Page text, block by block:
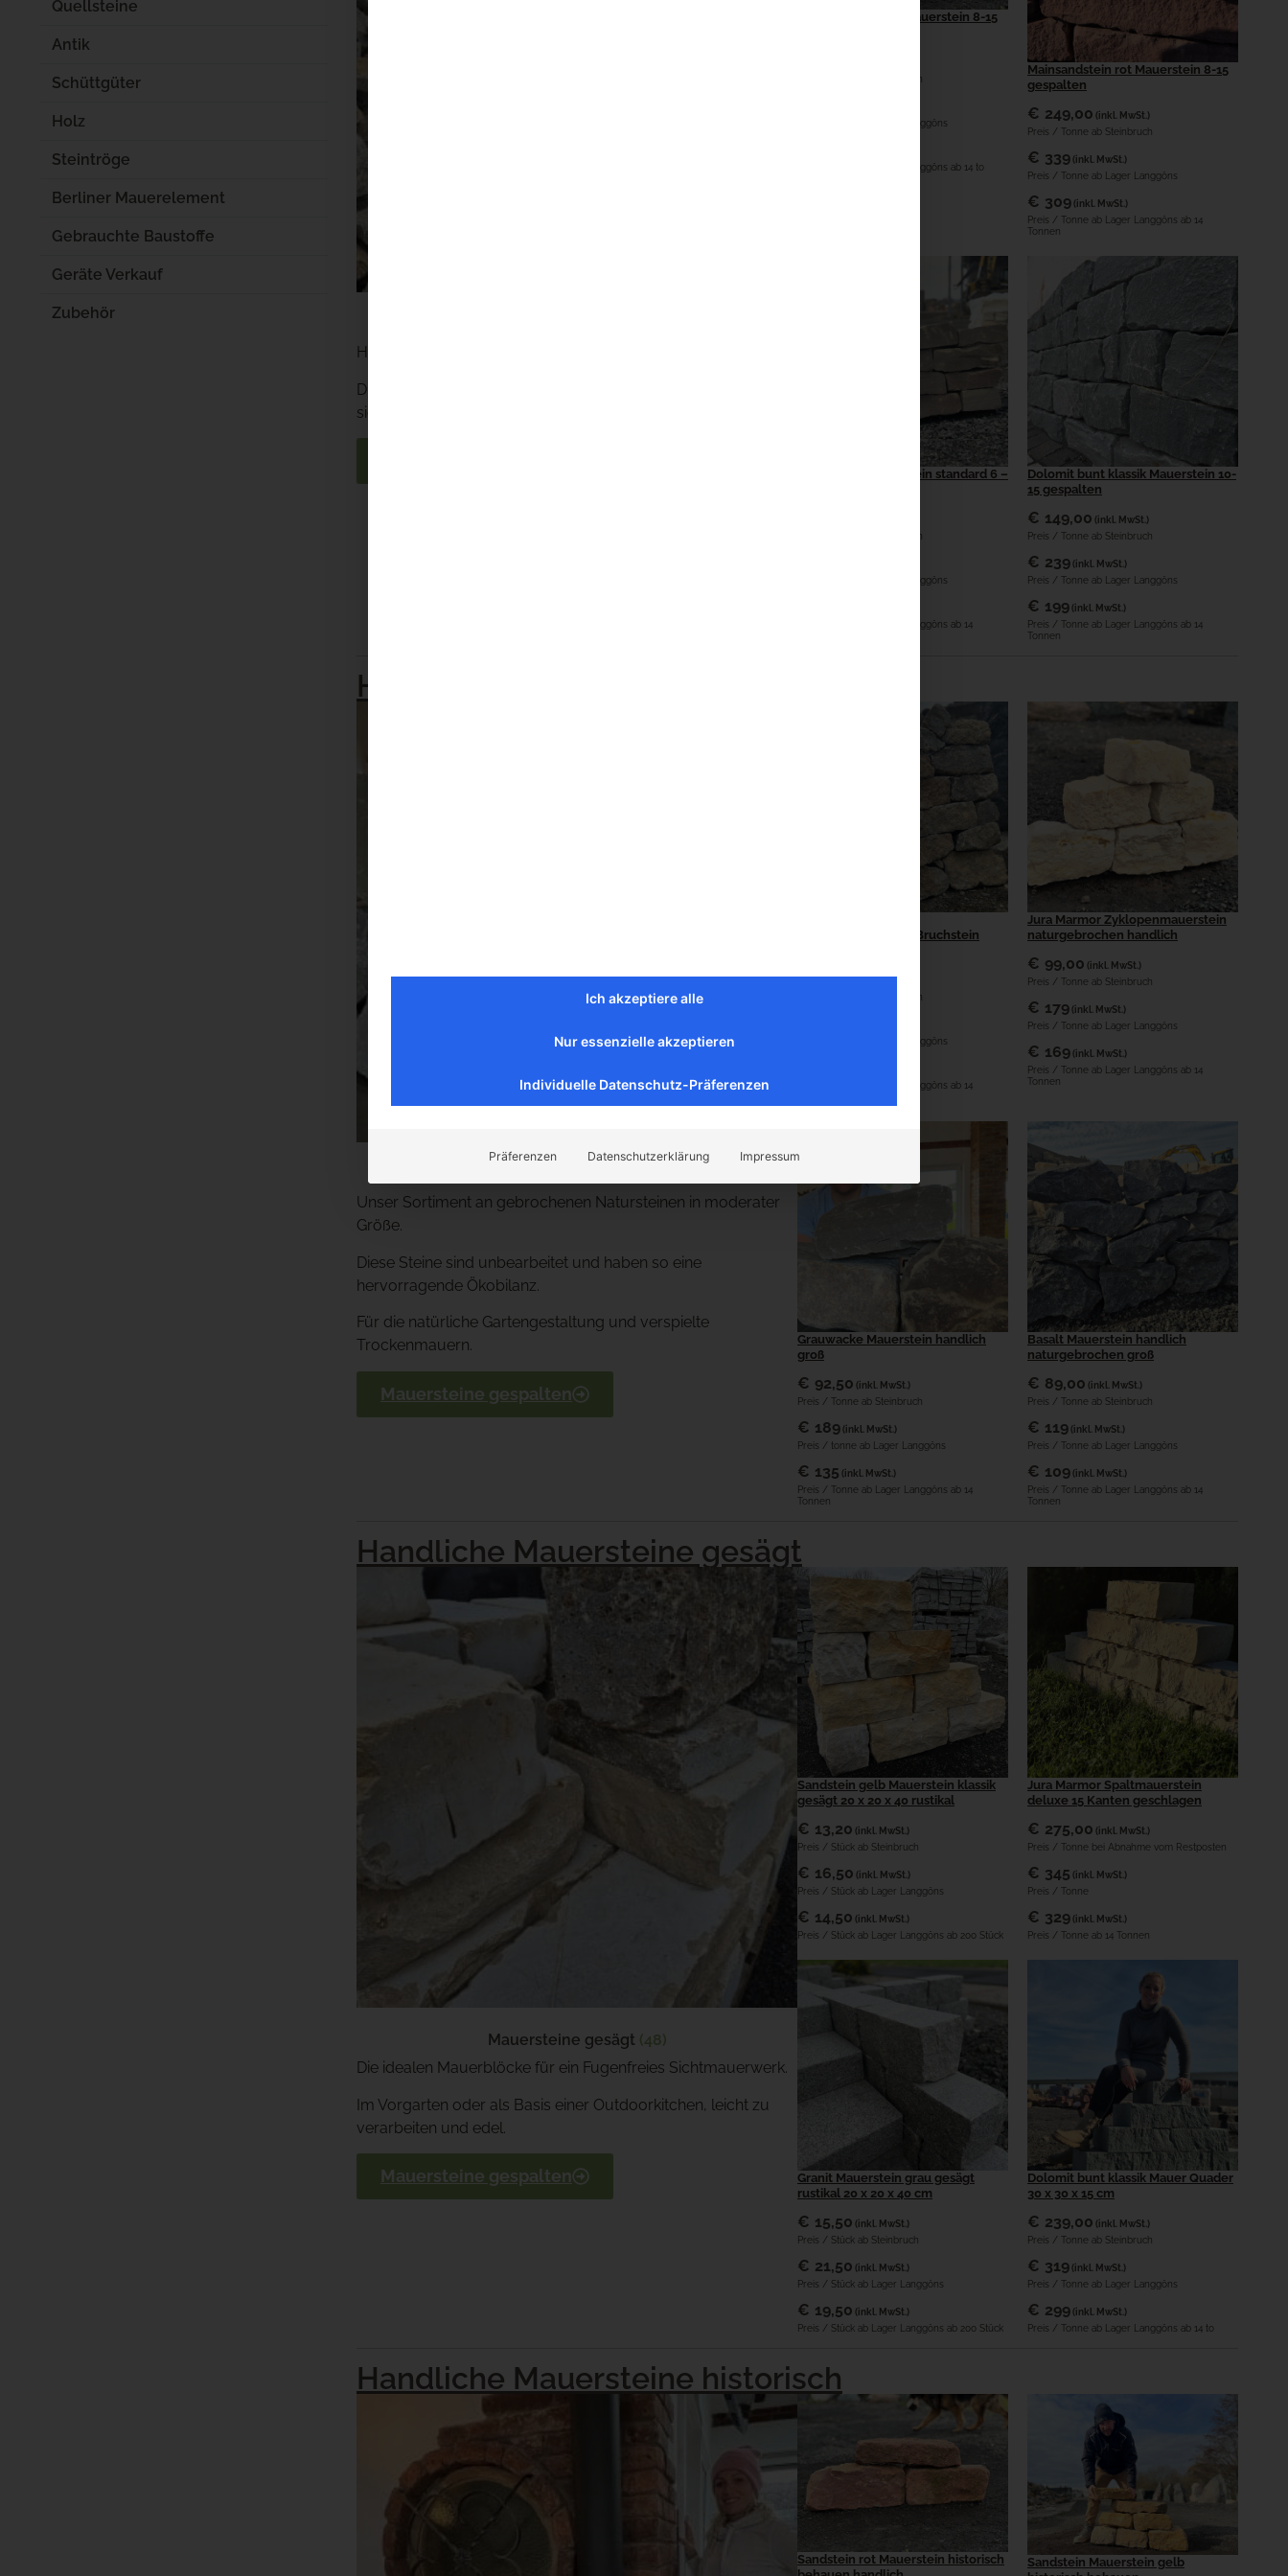
Quellsteine
Antik
Schüttgüter
Holz
Steintröge
Berliner Mauerelement
Gebrauchte Baustoffe
Geräte Verkauf
Zubehör
Hier finden Sie unsere Standard Garten Mauersteine
Diese Steine sind gespalten oder handgerichtet und lassen
sich besonders einfach und sauber vermauern.
Muschelkalk edel Mauerstein 8-15
Preis / Tonne ab Steinbruch
Preis / Tonne ab Lager Langgöns
Preis / Tonne ab Lager Langgöns ab 14 to
Mainsandstein rot Mauerstein 8-15
gespalten
€ 249,00 (inkl. MwSt.)
Preis / Tonne ab Steinbruch
€ 339(inkl. MwSt.)
Preis / Tonne ab Lager Langgöns
€ 309(inkl. MwSt.)
Preis / Tonne ab Lager Langgöns ab 14
Tonnen
Grauwacke Mauerstein standard 6 –
Preis / Tonne ab Steinbruch
Preis / Tonne ab Lager Langgöns
Preis / Tonne ab Lager Langgöns ab 14
Dolomit bunt klassik Mauerstein 10-
15 gespalten
€ 149,00 (inkl. MwSt.)
Preis / Tonne ab Steinbruch
€ 239(inkl. MwSt.)
Preis / Tonne ab Lager Langgöns
€ 199(inkl. MwSt.)
Preis / Tonne ab Lager Langgöns ab 14
Tonnen
Handliche Mauersteine gebrochen
Unser Sortiment an gebrochenen Natursteinen in moderater
Größe.
Diese Steine sind unbearbeitet und haben so eine
hervorragende Ökobilanz.
Für die natürliche Gartengestaltung und verspielte
Trockenmauern.
Mauersteine gespalten
Trockenmauerstein Bruchstein
€ 59,00
Preis / Tonne ab Steinbruch
Preis / Tonne ab Lager Langgöns
Preis / Tonne ab Lager Langgöns ab 14
Jura Marmor Zyklopenmauerstein
naturgebrochen handlich
€ 99,00 (inkl. MwSt.)
Preis / Tonne ab Steinbruch
€ 179(inkl. MwSt.)
Preis / Tonne ab Lager Langgöns
€ 169(inkl. MwSt.)
Preis / Tonne ab Lager Langgöns ab 14
Tonnen
Grauwacke Mauerstein handlich
groß
€ 92,50 (inkl. MwSt.)
Preis / Tonne ab Steinbruch
€ 189(inkl. MwSt.)
Preis / tonne ab Lager Langgöns
€ 135 (inkl. MwSt.)
Preis / Tonne ab Lager Langgöns ab 14
Tonnen
Basalt Mauerstein handlich
naturgebrochen groß
€ 89,00 (inkl. MwSt.)
Preis / Tonne ab Steinbruch
€ 119(inkl. MwSt.)
Preis / Tonne ab Lager Langgöns
€ 109(inkl. MwSt.)
Preis / Tonne ab Lager Langgöns ab 14
Tonnen
Handliche Mauersteine gesägt
Mauersteine gesägt (48)
Die idealen Mauerblöcke für ein Fugenfreies Sichtmauerwerk.
Im Vorgarten oder als Basis einer Outdoorkitchen, leicht zu
verarbeiten und edel.
Mauersteine gespalten
Sandstein gelb Mauerstein klassik
gesägt 20 x 20 x 40 rustikal
€ 13,20 (inkl. MwSt.)
Preis / Stück ab Steinbruch
€ 16,50 (inkl. MwSt.)
Preis / Stück ab Lager Langgöns
€ 14,50 (inkl. MwSt.)
Preis / Stück ab Lager Langgöns ab 200 Stück
Jura Marmor Spaltmauerstein
deluxe 15 Kanten geschlagen
€ 275,00 (inkl. MwSt.)
Preis / Tonne bei Abnahme vom Restposten
€ 345 (inkl. MwSt.)
Preis / Tonne
€ 329(inkl. MwSt.)
Preis / Tonne ab 14 Tonnen
Granit Mauerstein grau gesägt
rustikal 20 x 20 x 40 cm
€ 15,50 (inkl. MwSt.)
Preis / Stück ab Steinbruch
€ 21,50 (inkl. MwSt.)
Preis / Stück ab Lager Langgöns
€ 19,50 (inkl. MwSt.)
Preis / Stück ab Lager Langgöns ab 200 Stück
Dolomit bunt klassik Mauer Quader
30 x 30 x 15 cm
€ 239,00 (inkl. MwSt.)
Preis / Tonne ab Steinbruch
€ 319(inkl. MwSt.)
Preis / Tonne ab Lager Langgöns
€ 299(inkl. MwSt.)
Preis / Tonne ab Lager Langgöns ab 14 to
Handliche Mauersteine historisch
Sandstein rot Mauerstein historisch
Sandstein Mauerstein gelb
Ich akzeptiere alle
Nur essenzielle akzeptieren
Individuelle Datenschutz-Präferenzen
Präferenzen Datenschutzerklärung Impressum